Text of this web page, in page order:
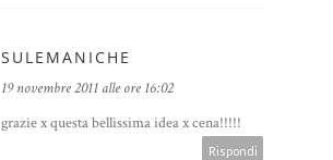
SULEMANICHE
19 novembre 2011 alle ore 16:02
grazie x questa bellissima idea x cena!!!!!
Rispondi